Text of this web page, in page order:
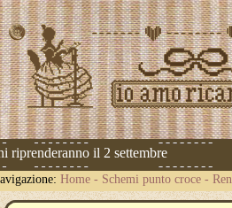
il 2 settembre
Home - Schemi punto croce -